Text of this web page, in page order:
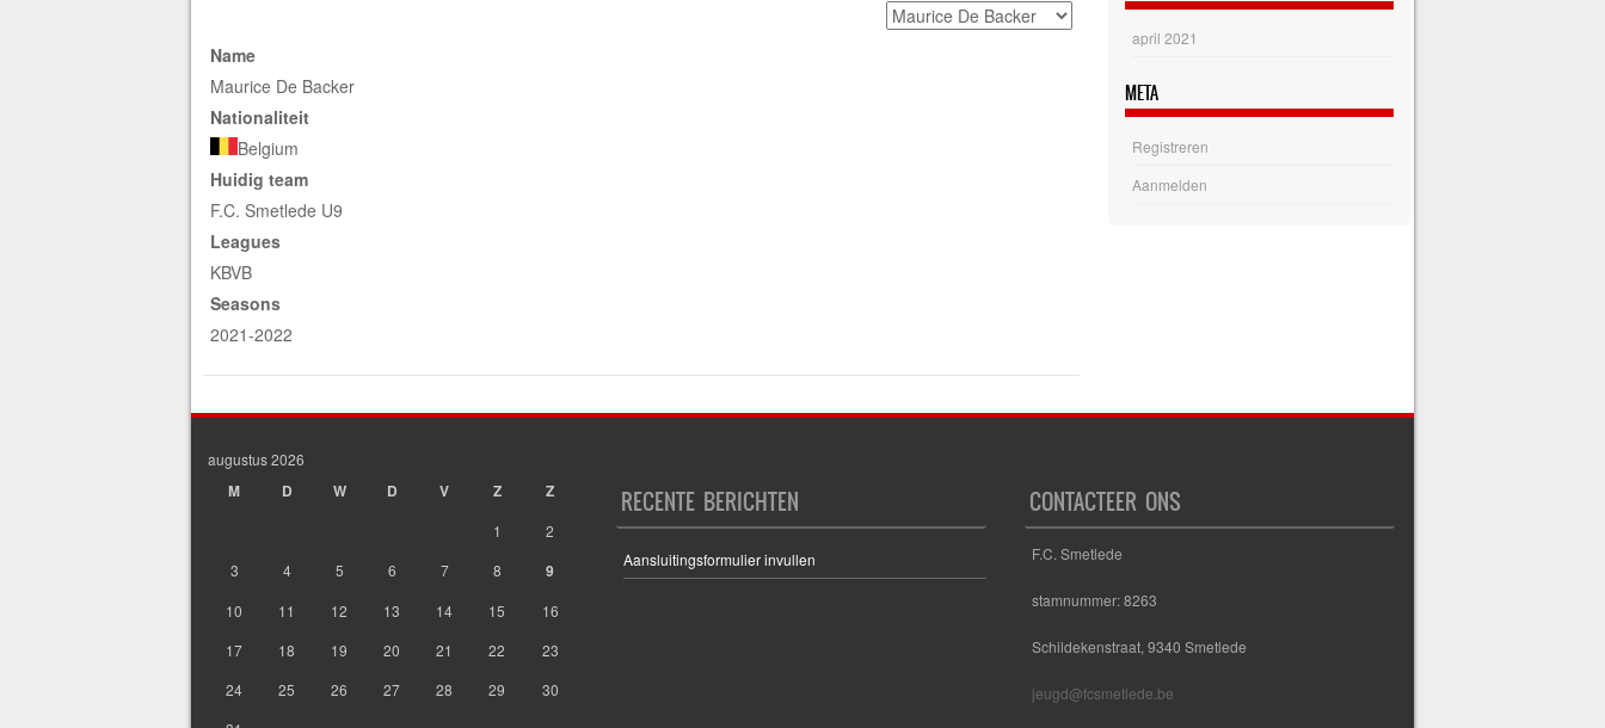
Name
Maurice De Backer
Nationaliteit
Belgium
Huidig team
F.C. Smetlede U9
Leagues
KBVB
Seasons
2021-2022
april 2021
META
Registreren
Aanmelden
augustus 2026
M D W D V Z Z
1
2
3
4 5 6 7 8 9
10 11 12 13 14 15
16
17
18 19 20 21 22
23
24
25 26 27 28 29
30
RECENTE BERICHTEN
Aansluitingsformulier invullen
CONTACTEER ONS
F.C. Smetlede
stamnummer: 8263
Schildekenstraat, 9340 Smetlede
jeugd@fcsmetlede.be